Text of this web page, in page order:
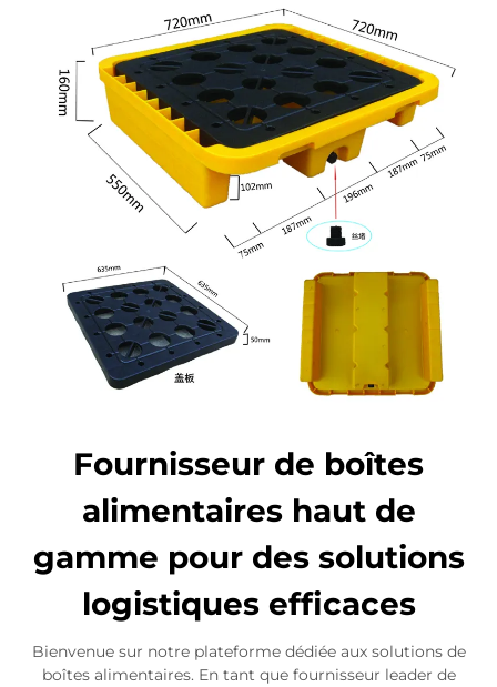
Fournisseur de boîtes
alimentaires haut de
gamme pour des solutions
logistiques efficaces
Bienvenue sur notre plateforme dédiée aux solutions de
boîtes alimentaires. En tant que fournisseur leader de